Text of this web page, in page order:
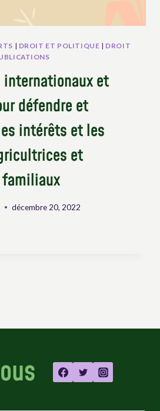
| DROIT ET POLITIQUE | DROIT
et
défendre et
intérêts et les
et
décembre 20, 2022